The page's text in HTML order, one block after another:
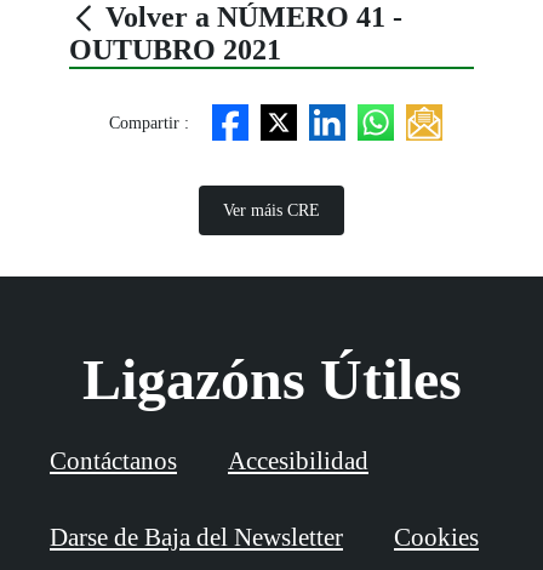
Volver a NÚMERO 41 -
OUTUBRO 2021
Compartir :
Ver máis CRE
Ligazóns Útiles
Contáctanos Accesibilidad
Darse de Baja del Newsletter Cookies